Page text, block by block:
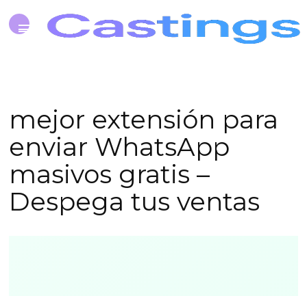
mejor extensión para
enviar WhatsApp
masivos gratis –
Despega tus ventas